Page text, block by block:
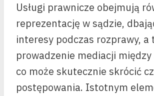
Usługi prawnicze obejmują
reprezentację w sądzie,
interesy podczas rozprawy, a
prowadzenie mediacji
co może skutecznie skrócić
postępowania. Istotnym